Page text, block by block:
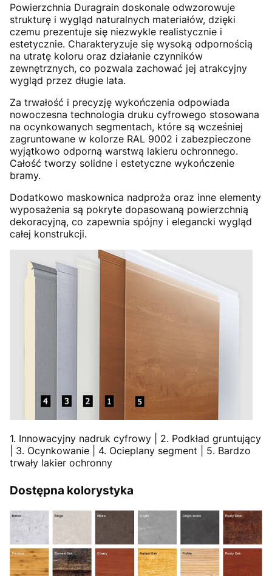
Powierzchnia Duragrain doskonale odwzorowuje
strukturę i wygląd naturalnych materiałów, dzięki
czemu prezentuje się niezwykle realistycznie i
estetycznie. Charakteryzuje się wysoką odpornością
na utratę koloru oraz działanie czynników
zewnętrznych, co pozwala zachować jej atrakcyjny
wygląd przez długie lata.
Za trwałość i precyzję wykończenia odpowiada
nowoczesna technologia druku cyfrowego stosowana
na ocynkowanych segmentach, które są wcześniej
zagruntowane w kolorze RAL 9002 i zabezpieczone
wyjątkowo odporną warstwą lakieru ochronnego.
Całość tworzy solidne i estetyczne wykończenie
bramy.
Dodatkowo maskownica nadproża oraz inne elementy
wyposażenia są pokryte dopasowaną powierzchnią
dekoracyjną, co zapewnia spójny i elegancki wygląd
całej konstrukcji.
1. Innowacyjny nadruk cyfrowy | 2. Podkład gruntujący
| 3. Ocynkowanie | 4. Ocieplany segment | 5. Bardzo
trwały lakier ochronny
Dostępna kolorystyka